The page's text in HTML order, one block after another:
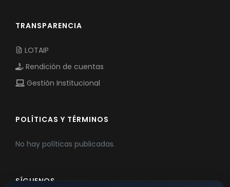
TRANSPARENCIA
LOTAIP
Rendición de cuentas
Gestión Institucional
POLÍTICAS Y TÉRMINOS
No hay políticas publicadas.
SÍGUENOS